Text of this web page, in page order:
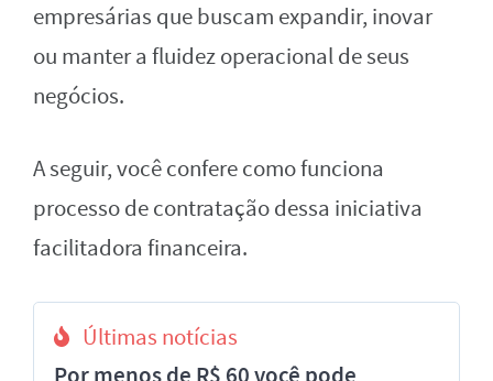
empresárias que buscam expandir, inovar
ou manter a fluidez operacional de seus
negócios.
A seguir, você confere como funciona
processo de contratação dessa iniciativa
facilitadora financeira.
Últimas notícias